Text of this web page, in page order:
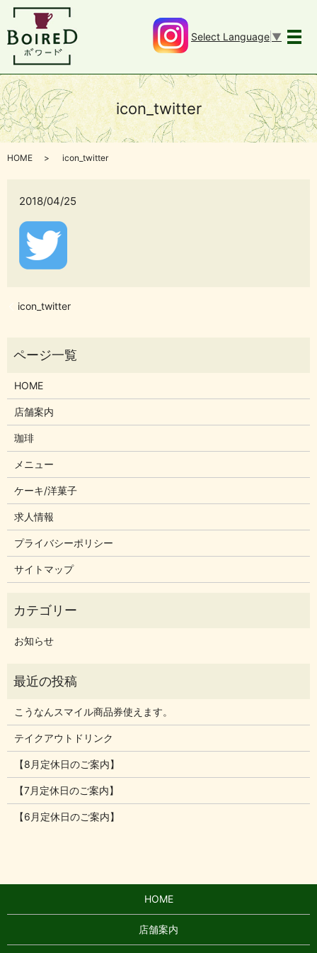
メ
Select Language ▼
icon_twitter
HOME icon_twitter
2018/04/25
icon_twitter
HOME
店舗案内
珈琲
メニュー
ケーキ/洋菓子
求人情報
プライバシーポリシー
サイトマップ
お知らせ
こうなんスマイル商品券使えます。
テイクアウトドリンク
【8月定休日のご案内】
【7月定休日のご案内】
【6月定休日のご案内】
HOME
店舗案内